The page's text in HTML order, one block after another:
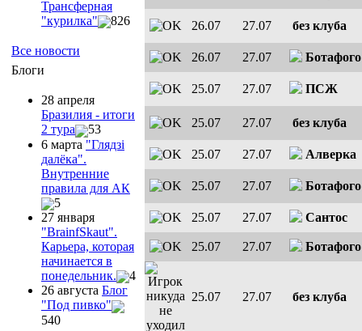
Трансферная
"курилка"
826
Все новости
Блоги
28 апреля
Бразилия - итоги
2 тура
53
6 марта "Глядзi
далёка".
Внутренние
правила для АК
5
27 января
"ВrainfSkaut".
Карьера, которая
начинается в
понедельник.
4
26 августа Блог
"Под пивко"
540
26.07 27.07 без клуба
26.07 27.07 Ботафого
25.07 27.07 ПСЖ
25.07 27.07 без клуба
25.07 27.07 Алверка
25.07 27.07 Ботафого
25.07 27.07 Сантос
25.07 27.07 Ботафого
25.07 27.07 без клуба